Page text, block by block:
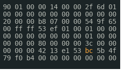
90 01 00 00 14 00 00 2f 6d 01 00
00 00 00 00 00 00 00 00 00 00
20 00 00 b8 07 00 00 54 9f 65 5b
00 ff ff 53 ef 01 00 01 00 00 00
00 00 00 00 00 00 01 00 00 00
00 00 80 00 00 00 3c 00 00 00
00 00 00 42 13 e1 53
bc 5b 4f a5
79 f0 b4 00 00 00 00 00 00 00 00